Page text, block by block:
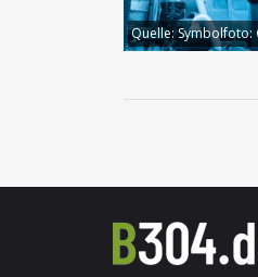
Quelle:Symbolfoto: